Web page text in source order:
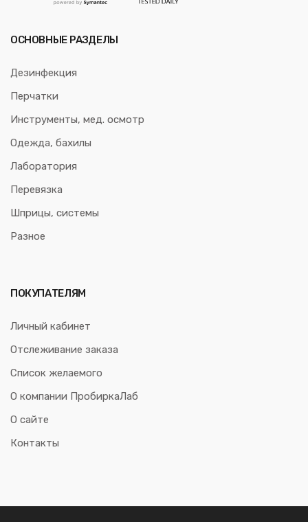
ОСНОВНЫЕ РАЗДЕЛЫ
Дезинфекция
Перчатки
Инструменты, мед. осмотр
Одежда, бахилы
Лаборатория
Перевязка
Шприцы, системы
Разное
ПОКУПАТЕЛЯМ
Личный кабинет
Отслеживание заказа
Список желаемого
О компании ПробиркаЛаб
О сайте
Контакты